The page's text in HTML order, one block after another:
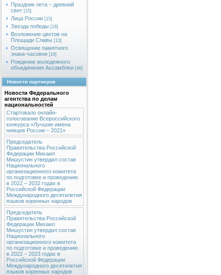
Праздник лета – древний
свет [15]
Лица России [15]
Звезда победы [18]
Возложение цветов на
Площади Славы [13]
Освящение памятного
знака-часовни [19]
Рождение молодежного
объединения Ассамблеи [46]
Новости партнеров
Новости Федерального
агентства по делам
национальностей
Стартовало онлайн-
голосование Всероссийского
конкурса «Лучшие имена
немцев России – 2021»
Председатель
Правительства Российской
Федерации Михаил
Мишустин утвердил состав
Национального
организационного комитета
по подготовке и проведению
в 2022 – 2032 годах в
Российской Федерации
Международного десятилетия
языков коренных народов
Председатель
Правительства Российской
Федерации Михаил
Мишустин утвердил состав
Национального
организационного комитета
по подготовке и проведению
в 2022 – 2023 годах в
Российской Федерации
Международного десятилетия
языков коренных народов